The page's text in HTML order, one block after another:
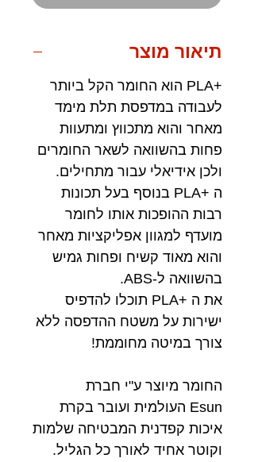
תיאור מוצר
+PLA הוא החומר הקל ביותר
לעבודה במדפסת תלת מימד
מאחר והוא מתכווץ ומתעוות
פחות בהשוואה לשאר החומרים
ולכן אידיאלי עבור מתחילים.
ה +PLA בנוסף בעל תכונות
רבות ההופכות אותו לחומר
מועדף למגוון אפליקציות מאחר
והוא מאוד קשיח ופחות גמיש
בהשוואה ל-ABS.
את ה +PLA תוכלו להדפיס
ישירות על משטח ההדפסה ללא
צורך במיטה מחוממת!
החומר מיוצר ע"י חברת
Esun העולמית ועובר בקרת
איכות קפדנית המבטיחה שלמות
וקוטר אחיד לאורך כל הגליל.